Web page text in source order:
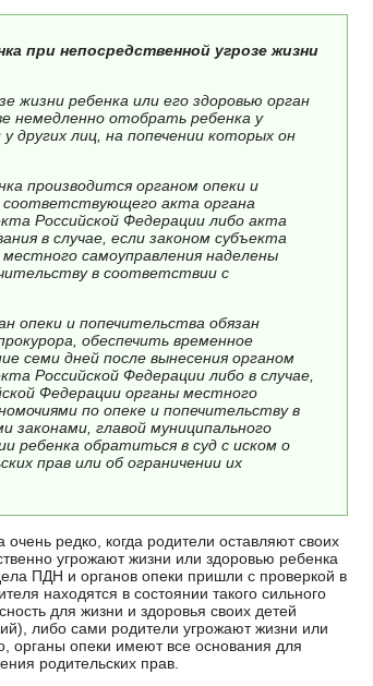
при непосредственной угрозе жизни
жизни ребенка или его здоровью орган
немедленно отобрать ребенка у
других лиц, на попечении которых он
производится органом опеки и
соответствующего акта органа
Российской Федерации либо акта
в случае, если законом субъекта
самоуправления наделены
в соответствии с
опеки и попечительства обязан
обеспечить временное
семи дней после вынесения органом
Российской Федерации либо в случае,
Федерации органы местного
по опеке и попечительству в
главой муниципального
ребенка обратиться в суд с иском о
прав или об ограничении их
редко, когда родители оставляют своих
угрожают жизни или здоровью ребенка
ПДН и органов опеки пришли с проверкой в
находятся в состоянии такого сильного
для жизни и здоровья своих детей
либо сами родители угрожают жизни или
органы опеки имеют все основания для
родительских прав.